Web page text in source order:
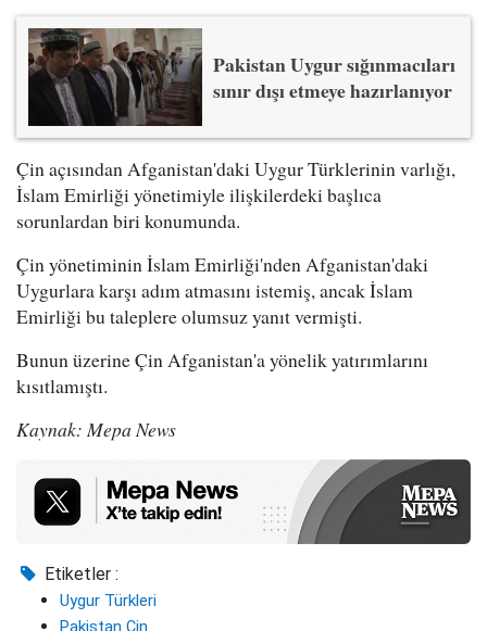
Pakistan Uygur sığınmacıları
sınır dışı etmeye hazırlanıyor
Çin açısından Afganistan'daki Uygur Türklerinin varlığı,
İslam Emirliği yönetimiyle ilişkilerdeki başlıca
sorunlardan biri konumunda.
Çin yönetiminin İslam Emirliği'nden Afganistan'daki
Uygurlara karşı adım atmasını istemiş, ancak İslam
Emirliği bu taleplere olumsuz yanıt vermişti.
Bunun üzerine Çin Afganistan'a yönelik yatırımlarını
kısıtlamıştı.
Kaynak: Mepa News
Etiketler :
Uygur Türkleri
Pakistan Çin